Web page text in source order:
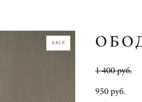
SALE
1 400 pуб.
950 pуб.